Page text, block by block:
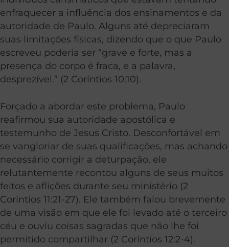
enfraquecer a influência dos ensinamentos e da
autoridade de Paulo. Alguns até depreciaram
suas limitações físicas, dizendo que o que Paulo
escreveu poderia ser “grave e forte, mas a
presença do corpo é fraca, e a palavra,
desprezível.” (2 Coríntios 10:10).
Forçado a abordar este problema, Paulo
reafirmou sua autoridade apostólica e
testemunho de Jesus Cristo. Desconfortável em
se vangloriar de suas qualificações, mas achando
necessário corrigir a deturpação, ele
relutantemente recontou alguns de seus muitos
feitos e aflições durante seu ministério (2
Coríntios 11:21-27). Ele também falou brevemente
de uma visão em que ele foi levado até o terceiro
céu e ouviu coisas sagradas que não lhe foi
permitido compartilhar (2 Coríntios 12:2-4).